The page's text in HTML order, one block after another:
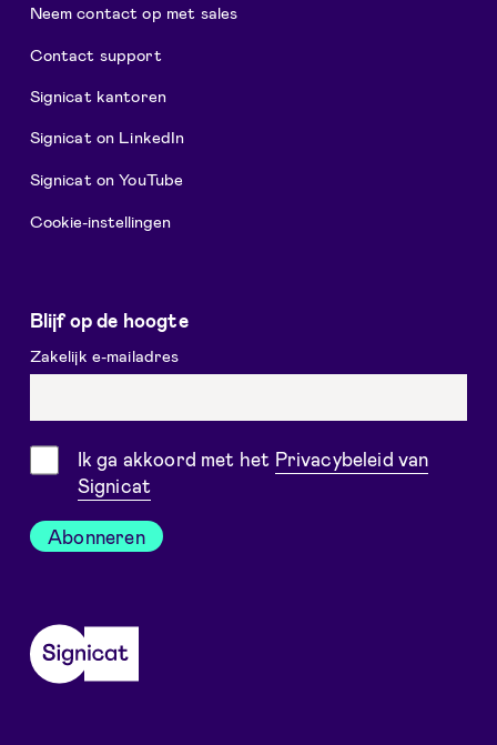
Neem contact op met sales
Contact support
Signicat kantoren
Signicat on LinkedIn
Signicat on YouTube
Cookie-instellingen
Blijf op de hoogte
Zakelijk e-mailadres
Toestemming
Ik ga akkoord met het Privacybeleid van
Signicat
Abonneren